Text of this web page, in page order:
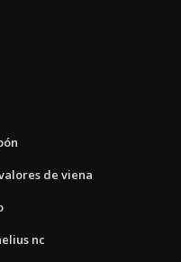
de viena
nc